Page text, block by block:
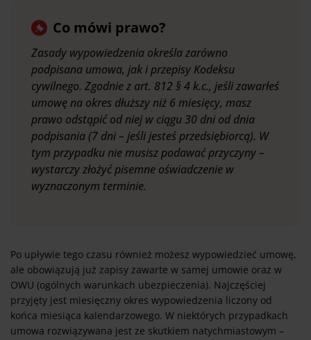
Co mówi prawo?
Zasady wypowiedzenia określa zarówno
podpisana umowa, jak i przepisy Kodeksu
cywilnego. Zgodnie z art. 812 § 4 k.c., jeśli zawarłeś
umowę na okres dłuższy niż 6 miesięcy, masz
prawo odstąpić od niej w ciągu 30 dni od dnia
podpisania (7 dni – jeśli jesteś przedsiębiorcą). W
tym przypadku nie musisz podawać przyczyny –
wystarczy złożyć pisemne oświadczenie w
wyznaczonym terminie.
Po upływie tego czasu również możesz wypowiedzieć umowę,
ale obowiązują już zapisy zawarte w samej umowie oraz w
OWU (ogólnych warunkach ubezpieczenia). Najczęściej
przyjęty jest miesięczny okres wypowiedzenia liczony od
końca miesiąca kalendarzowego. W niektórych przypadkach
umowa rozwiązywana jest ze skutkiem natychmiastowym –